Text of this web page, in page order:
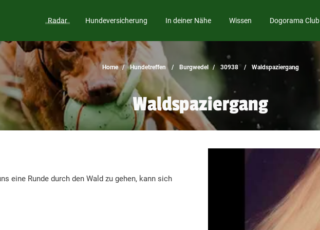
Radar Hundeversicherung In deiner Nähe Wissen Dogorama Club
Home Hundetreffen Burgwedel 30938 Waldspaziergang
Waldspaziergang
eine Runde durch den Wald zu gehen, kann sich